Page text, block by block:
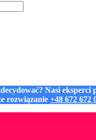
Nasi eksperci
rozwiązanie +48 672 672